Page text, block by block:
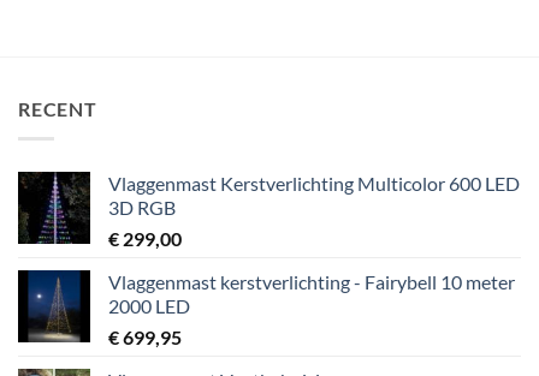
RECENT
Vlaggenmast Kerstverlichting Multicolor 600 LED
3D RGB
€ 299,00
Vlaggenmast kerstverlichting - Fairybell 10 meter
2000 LED
€699,95